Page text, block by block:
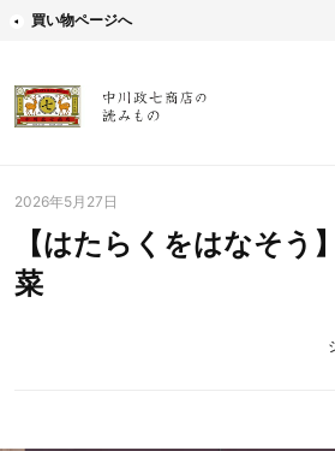
買い物ページへ
2026年5月27日
【はたらくをはなそう
菜